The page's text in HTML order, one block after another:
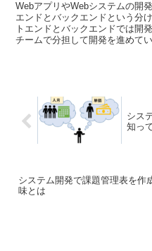
WebアプリやWebシステムの開
エンドとバックエンドという分
トエンドとバックエンドでは開
チームで分担して開発を進めて
シス
知っ
システム開発で課題管理表を作
味とは